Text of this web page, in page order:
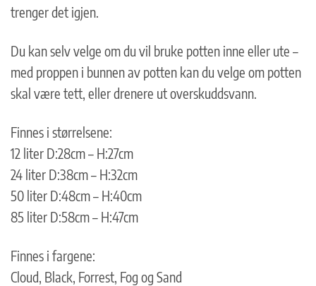
trenger det igjen.
Du kan selv velge om du vil bruke potten inne eller ute –
med proppen i bunnen av potten kan du velge om potten
skal være tett, eller drenere ut overskuddsvann.
Finnes i størrelsene:
12 liter D:28cm – H:27cm
24 liter D:38cm – H:32cm
50 liter D:48cm – H:40cm
85 liter D:58cm – H:47cm
Finnes i fargene:
Cloud, Black, Forrest, Fog og Sand